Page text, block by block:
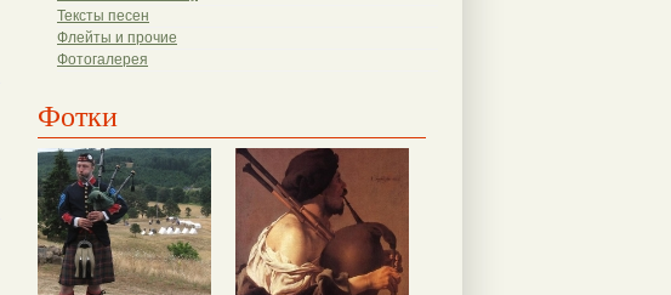
Тексты песен
Флейты и прочие
Фотогалерея
Фотки